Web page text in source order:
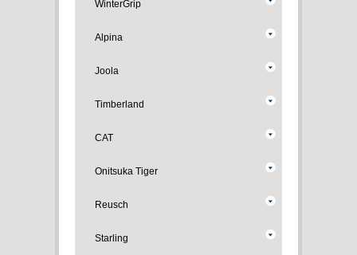
WinterGrip
Alpina
Joola
Timberland
CAT
Onitsuka Tiger
Reusch
Starling